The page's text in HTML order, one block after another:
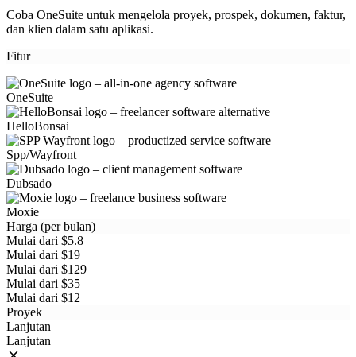
Coba OneSuite untuk mengelola proyek, prospek, dokumen, faktur,
dan klien dalam satu aplikasi.
Fitur
OneSuite
HelloBonsai
Spp/Wayfront
Dubsado
Moxie
Harga (per bulan)
Mulai dari $5.8
Mulai dari $19
Mulai dari $129
Mulai dari $35
Mulai dari $12
Proyek
Lanjutan
Lanjutan